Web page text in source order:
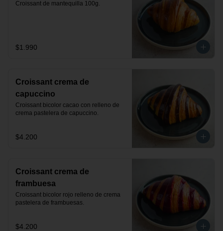
Croissant de mantequilla 100g.
$1.990
Croissant crema de
capuccino
Croissant bicolor cacao con relleno de
crema pastelera de capuccino.
$4.200
Croissant crema de
frambuesa
Croissant bicolor rojo relleno de crema
pastelera de frambuesas.
$4.200